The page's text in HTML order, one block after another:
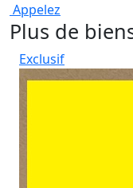
Appelez
Exclusif